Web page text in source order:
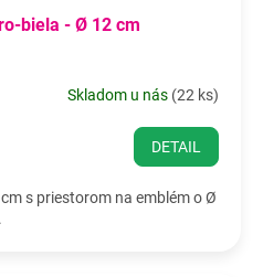
biela - Ø 12 cm
Skladom u nás (22 ks)
DETAIL
s priestorom na emblém o Ø